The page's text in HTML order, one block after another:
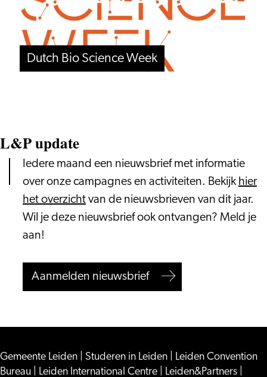
Dutch Bio Science Week
L&P update
Iedere maand een nieuwsbrief met informatie
over onze campagnes en activiteiten. Bekijk hier
het overzicht van de nieuwsbrieven van dit jaar.
Wil je deze nieuwsbrief ook ontvangen? Meld je
aan!
Aanmelden nieuwsbrief
Gemeente Leiden Studeren in Leiden
Leiden Convention
Bureau
Leiden International Centre Leiden&Partners